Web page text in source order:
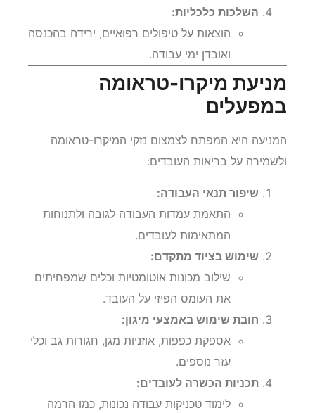
השלכות כלכליות:
הוצאות על טיפולים רפואיים, ירידה בהכנסה
ואובדן ימי עבודה.
מניעת מיקרו-טראומה
במפעלים
המניעה היא המפתח לצמצום נזקי המיקרו-טראומה
ולשמירה על בריאות העובדים:
שיפור תנאי העבודה:
התאמת עמדות העבודה לגובה ולתנוחות
המתאימות לעובדים.
שימוש בציוד מתקדם:
שילוב מכונות אוטומטיות וכלים שמפחיתים
את העומס הפיזי על העובד.
חובת שימוש באמצעי מיגון:
אספקת כפפות, אוזניות מגן, חגורות גב וכלי
עזר נוספים.
תכניות הכשרה לעובדים:
לימוד טכניקות עבודה נכונות, כמו הרמה